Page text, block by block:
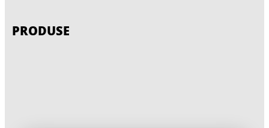
PRODUSE